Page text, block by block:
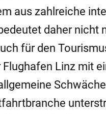
aus zahlreiche
daher nicht
für den
Linz mit